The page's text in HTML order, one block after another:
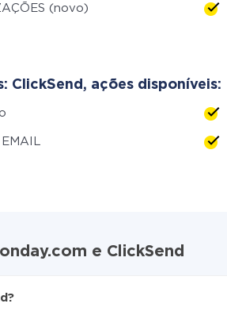
(novo)
ClickSend, ações disponíveis:
e ClickSend